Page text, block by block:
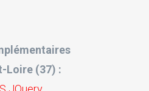
Loire (37) :